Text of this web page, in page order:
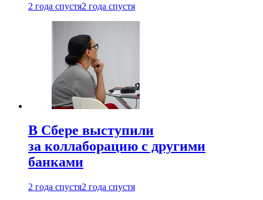
2 года спустя2 года спустя
В Сбере выступили
за коллаборацию с другими
банками
2 года спустя2 года спустя